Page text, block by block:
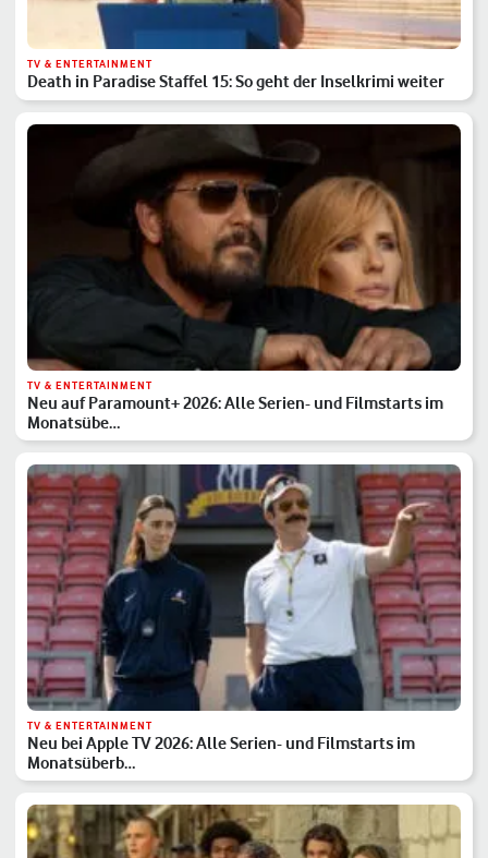
TV & ENTERTAINMENT
Death in Paradise Staffel 15: So geht der Inselkrimi weiter
TV & ENTERTAINMENT
Neu auf Paramount+ 2026: Alle Serien- und Filmstarts im
Monatsübe…
TV & ENTERTAINMENT
Neu bei Apple TV 2026: Alle Serien- und Filmstarts im
Monatsüberb…